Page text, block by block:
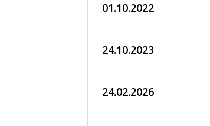
01.10.2022
24.10.2023
24.02.2026